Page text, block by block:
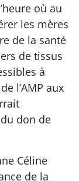
où au
les mères
de la santé
de tissus
à
l’AMP aux
don de
Céline
de la